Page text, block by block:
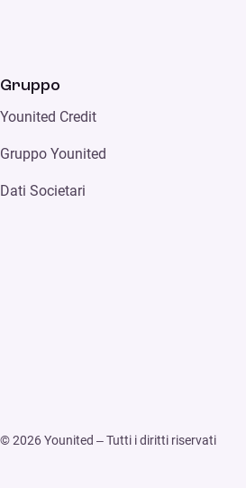
Gruppo
Younited Credit
Gruppo Younited
Dati Societari
© 2026 Younited – Tutti i diritti riservati